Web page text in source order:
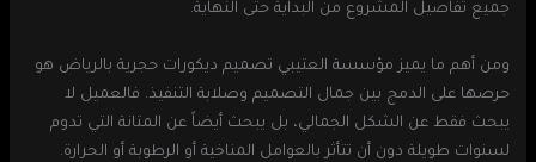
جميع تفاصيل المشروع من البداية حتى النهاية.
ومن أهم ما يميز مؤسسة العتيبي تصميم ديكورات حجرية بالرياض هو
حرصها على الدمج بين جمال التصميم وصلابة التنفيذ. فالعميل لا
يبحث فقط عن الشكل الجمالي، بل يبحث أيضاً عن المتانة التي تدوم
لسنوات طويلة دون أن تتأثر بالعوامل المناخية أو الرطوبة أو الحرارة.